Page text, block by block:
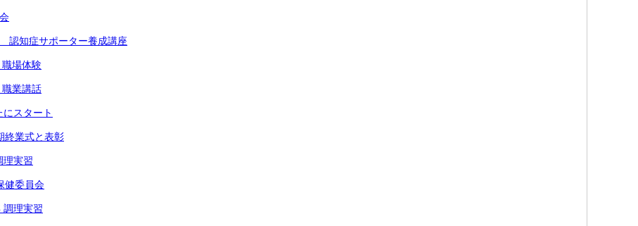
認知症サポーター養成講座
職場体験
職業講話
にスタート
終業式と表彰
理実習
健委員会
調理実習